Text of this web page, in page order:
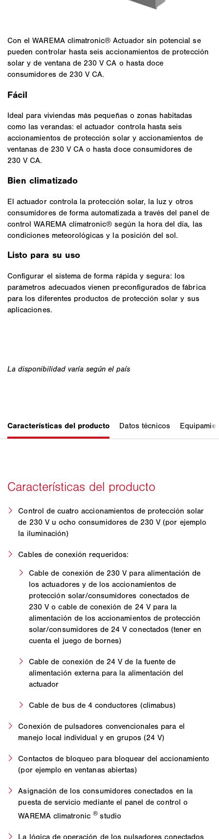
Con el WAREMA climatronic® Actuador sin potencial se
pueden controlar hasta seis accionamientos de protección
solar y de ventana de 230 V CA o hasta doce
consumidores de 230 V CA.
Fácil
Ideal para viviendas más pequeñas o zonas habitadas
como las verandas: el actuador controla hasta seis
accionamientos de protección solar y accionamientos de
ventanas de 230 V CA o hasta doce consumidores de
230 V CA.
Bien climatizado
El actuador controla la protección solar, la luz y otros
consumidores de forma automatizada a través del panel de
control WAREMA climatronic® según la hora del día, las
condiciones meteorológicas y la posición del sol.
Listo para su uso
Configurar el sistema de forma rápida y segura: los
parámetros adecuados vienen preconfigurados de fábrica
para los diferentes productos de protección solar y sus
aplicaciones.
Control de cuatro accionamientos de protección solar
de 230 V u ocho consumidores de 230 V (por ejemplo
la iluminación)
Cables de conexión requeridos:
Cable de conexión de 230 V para alimentación de
los actuadores y de los accionamientos de
protección solar/consumidores conectados de
230 V o cable de conexión de 24 V para la
alimentación de los accionamientos de protección
solar/consumidores de 24 V conectados (tener en
cuenta el juego de bornes)
Cable de conexión de 24 V de la fuente de
alimentación externa para la alimentación del
actuador
Cable de bus de 4 conductores (climabus)
Conexión de pulsadores convencionales para el
manejo local individual y en grupos (24 V)
Contactos de bloqueo para bloquear del accionamiento
(por ejemplo en ventanas abiertas)
Asignación de los consumidores conectados en la
puesta de servicio mediante el panel de control o
WAREMA climatronic® studio
La lógica de operación de los pulsadores conectados